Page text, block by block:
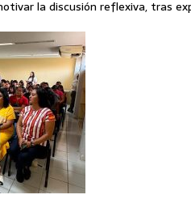
la discusión reflexiva, tras